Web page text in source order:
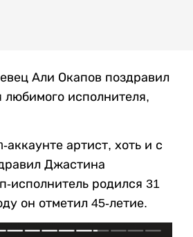
Али Окапов поздравил
исполнителя,
аккаунте артист, хоть и с
Джастина
исполнитель родился 31
он отметил 45-летие.